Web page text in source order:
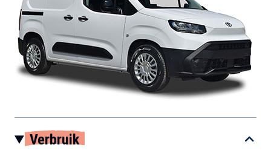
Verbruik